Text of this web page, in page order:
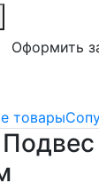
Оформить
товары